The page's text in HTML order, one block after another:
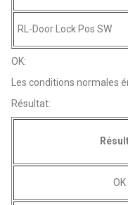
RL-Door Lock Pos SW
OK:
Les conditions normales
Résultat:
OK